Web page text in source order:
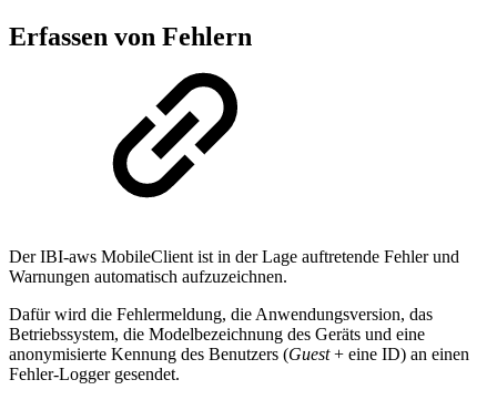
Erfassen von Fehlern
Der IBI-aws MobileClient ist in der Lage auftretende Fehler und
Warnungen automatisch aufzuzeichnen.
Dafür wird die Fehlermeldung, die Anwendungsversion, das
Betriebssystem, die Modelbezeichnung des Geräts und eine
anonymisierte Kennung des Benutzers (Guest+ eine ID) an einen
Fehler-Logger gesendet.